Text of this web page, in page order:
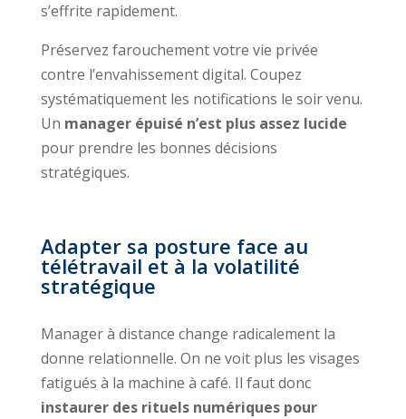
s’effrite rapidement.
Préservez farouchement votre vie privée
contre l’envahissement digital. Coupez
systématiquement les notifications le soir venu.
Un manager épuisé n’est plus assez lucide
pour prendre les bonnes décisions
stratégiques.
Adapter sa posture face au
télétravail et à la volatilité
stratégique
Manager à distance change radicalement la
donne relationnelle. On ne voit plus les visages
fatigués à la machine à café. Il faut donc
instaurer des rituels numériques pour